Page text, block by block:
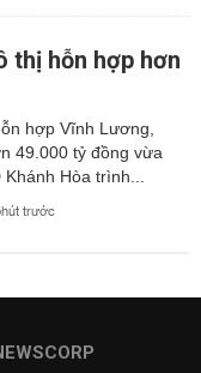
thị hỗn hợp hơn
hợp Vĩnh Lương,
49.000 tỷ đồng vừa
Hòa trình...
trước